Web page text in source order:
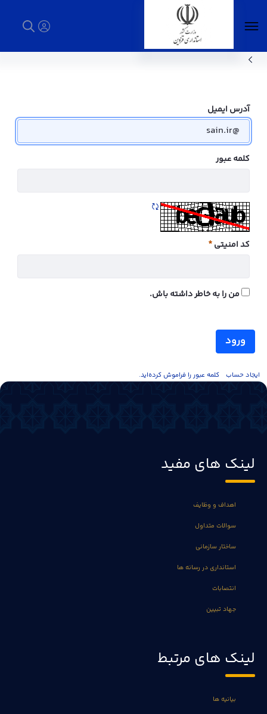
اخبار - استانداری قزوین
آدرس ایمیل
کلمه عبور
کد امنیتی
ضروری
من را به خاطر داشته باش.
ورود
ايجاد حساب کلمه عبور را فراموش کرده‌اید.
لینک های مفید
اهداف و وظایف
سوالات متداول
ساختار سازمانی
استانداری در رسانه ها
انتصابات
جهاد تبیین
لینک های مرتبط
بیانیه ها